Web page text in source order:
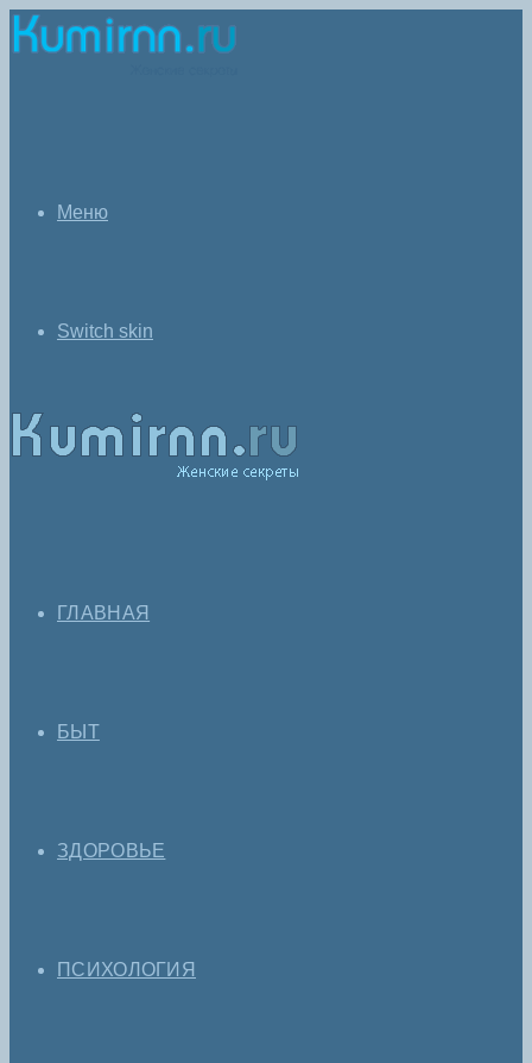
Меню
Switch skin
ГЛАВНАЯ
БЫТ
ЗДОРОВЬЕ
ПСИХОЛОГИЯ